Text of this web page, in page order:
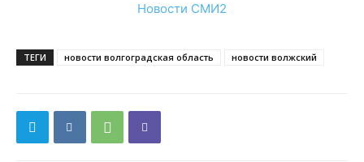
Новости СМИ2
ТЕГИ новости волгоградская область новости волжский